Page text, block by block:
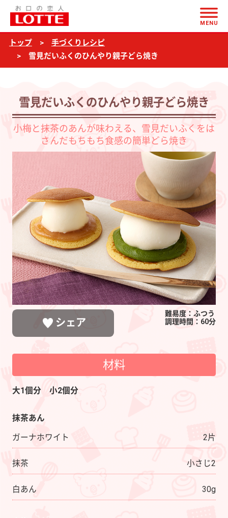
雪
見
だ
い
の
ひ
ん
子
ど
焼
き
MENU
トップ
手づくりレシピ
雪見だいふくのひんやり親子どら焼き
雪見だいふくのひんやり親子どら焼き
小梅と抹茶のあんが味わえる、雪見だいふくをは
さんだもちもち食感の簡単どら焼き
シェア
難易度：ふつう
調理時間：60分
材料
大1個分 小2個分
抹茶あん
ガーナホワイト
2片
抹茶 小さじ2
白あん 30g